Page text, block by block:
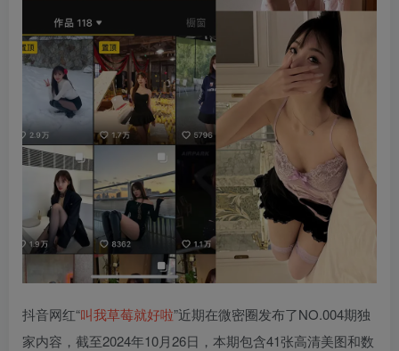
抖音网红“叫我草莓就好啦”近期在微密圈发布了NO.004期独
家内容，截至2024年10月26日，本期包含41张高清美图和数